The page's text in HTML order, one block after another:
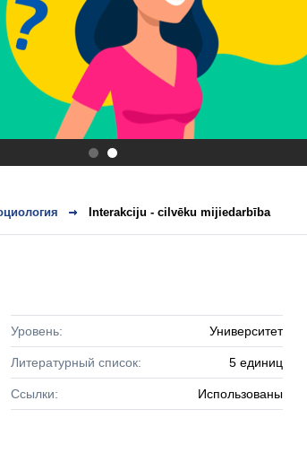
.
Interakciju - cilvēku mijiedarbība
Уровень: Университет
Литературный список: 5 единиц
Ссылки: Использованы